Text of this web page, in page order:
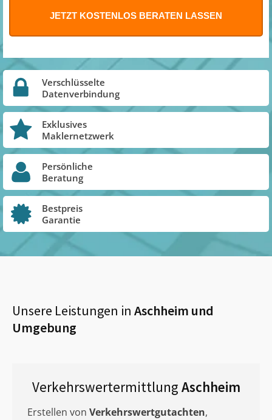
Verschlüsselte
Datenverbindung
Exklusives
Maklernetzwerk
Persönliche
Beratung
Bestpreis
Garantie
Unsere Leistungen in Aschheim und
Umgebung
Verkehrswertermittlung Aschheim
Erstellen von Verkehrswertgutachten,